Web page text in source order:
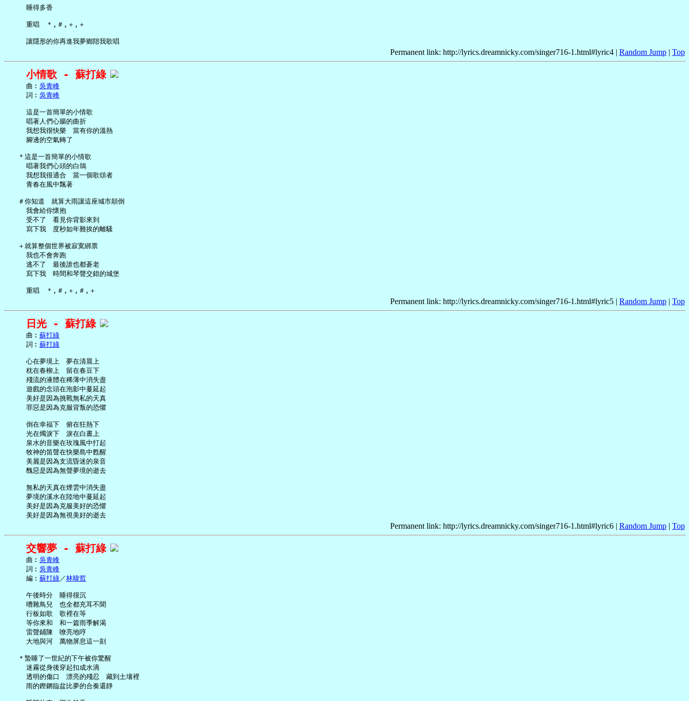
     睡得多香
     重唱　＊,＃,＋,＋
Permanent link: http://lyrics.dreamnicky.com/singer716-1.html#lyric4 | Random Jump | Top
小情歌 - 蘇打綠
     曲︰
吳青峰
     詞︰
吳青峰
     這是一首簡單的小情歌
     唱著人們心腸的曲折
     我想我很快樂　當有你的溫熱
     腳邊的空氣轉了
   ＊這是一首簡單的小情歌
     唱著我們心頭的白鴿
     我想我很適合　當一個歌頌者
     青春在風中飄著
   ＃你知道　就算大雨讓這座城市顛倒
     我會給你懷抱
     受不了　看見你背影來到
     寫下我　度秒如年難挨的離騷
   ＋就算整個世界被寂寞綁票
     我也不會奔跑
     逃不了　最後誰也都蒼老
     寫下我　時間和琴聲交錯的城堡
Permanent link: http://lyrics.dreamnicky.com/singer716-1.html#lyric5 | Random Jump | Top
日光 - 蘇打綠
     曲︰
蘇打綠
     詞︰
蘇打綠
     心在夢境上　夢在清晨上
     枕在春柳上　留在春豆下
     殘流的液體在稀薄中消失盡
     遊戲的念頭在泡影中蔓延起
     美好是因為挑戰無私的天真
     罪惡是因為克服背叛的恐懼
     倒在幸福下　俯在狂熱下
     光在燭淚下　淚在白晝上
     泉水的音樂在玫瑰風中打起
     牧神的笛聲在快樂島中甦醒
     美麗是因為支流昏迷的泉音
     醜惡是因為無聲夢境的逝去
     無私的天真在煙雲中消失盡
     夢境的溪水在陸地中蔓延起
     美好是因為克服美好的恐懼
Permanent link: http://lyrics.dreamnicky.com/singer716-1.html#lyric6 | Random Jump | Top
交響夢 - 蘇打綠
     曲︰
吳青峰
     詞︰
吳青峰
     編︰
蘇打綠／林暐哲
     午後時分　睡得很沉
     嘈雜鳥兒　也全都充耳不聞
     行板如歌　歌裡在等
     等你來和　和一篇雨季解渴
     雷聲鋪陳　嘹亮地哼
     大地與河　萬物屏息這一刻
   ＊蟄睡了一世紀的下午被你驚醒
     迷霧從身後穿起扣成水滴
     透明的傷口　漂亮的殘忍　藏到土壤裡
     雨的鏗鏘臨盆比夢的合奏還靜